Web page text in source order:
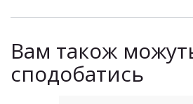
Вам також
сподобатись